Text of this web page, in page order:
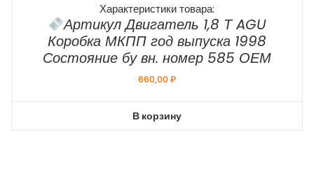
Характеристики товара:
Артикул Двигатель 1,8 Т AGU
Коробка МКПП год выпуска 1998
Состояние бу вн. номер 585 ОЕМ
660,00₽
В корзину